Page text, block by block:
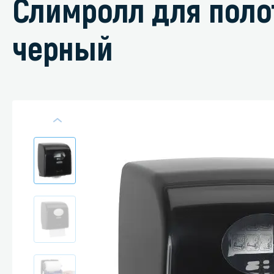
Средства
Средства
Средства
Средства
Слимролл для
черный